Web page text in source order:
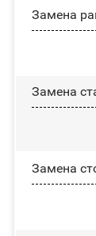
Замена
Замена
Замена